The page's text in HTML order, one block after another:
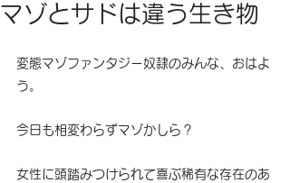
マゾとサドは違う生き物
変態マゾファンタジー奴隷のみんな、おはよ
う。
今日も相変わらずマゾかしら？
女性に頭踏みつけられて喜ぶ稀有な存在のあ